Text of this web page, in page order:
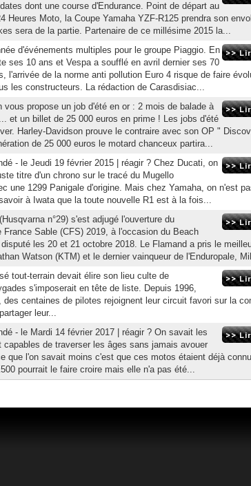
dont une course d'Endurance. Point de départ au
Heures Moto, la Coupe Yamaha YZF-R125 prendra son
sera de la partie. Partenaire de ce millésime 2015 la...
d'événements multiples pour le groupe Piaggio. En
ses 10 ans et Vespa a soufflé en avril dernier ses 70
l'arrivée de la norme anti pollution Euro 4 risque de faire
les constructeurs. La rédaction de Carasdisiac...
vous propose un job d'été en or : 2 mois de balade à
et un billet de 25 000 euros en prime ! Les jobs d'été
Harley-Davidson prouve le contraire avec son OP "
de 25 000 euros le motard chanceux partira...
- le Jeudi 19 février 2015 | réagir ? Chez Ducati, on
titre d'un chrono sur le tracé du Mugello
une 1299 Panigale d'origine. Mais chez Yamaha, on n'est
à Iwata que la toute nouvelle R1 est à la fois...
n°29) s'est adjugé l'ouverture du
France Sable (CFS) 2019, à l'occasion du Beach
les 20 et 21 octobre 2018. Le Flamand a pris le
Watson (KTM) et le dernier vainqueur de l'Enduropale,
tout-terrain devait élire son lieu culte de
s'imposerait en tête de liste. Depuis 1996,
des centaines de pilotes rejoignent leur circuit favori sur la
leur...
- le Mardi 14 février 2017 | réagir ? On savait les
capables de traverser les âges sans jamais avouer
que l'on savait moins c'est que ces motos étaient déjà
pourrait le faire croire mais elle n'a pas été...